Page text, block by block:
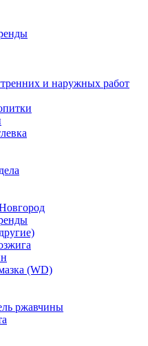
и наружных работ
(WD)
ржавчины